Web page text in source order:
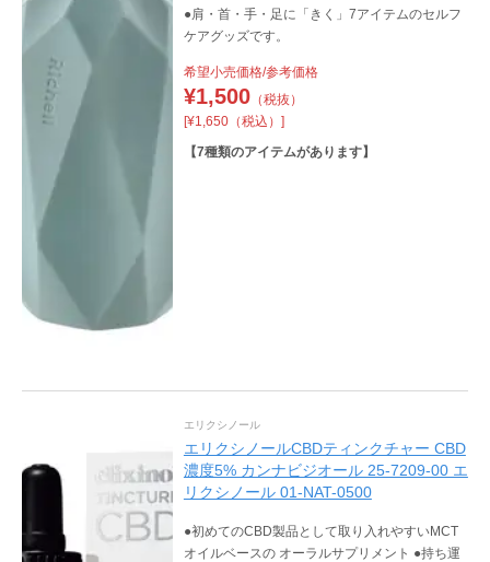
●肩・首・手・足に「きく」7アイテムのセルフ
ケアグッズです。
希望小売価格/参考価格
¥1,500（税抜）
[¥1,650（税込）]
【7種類のアイテムがあります】
エリクシノール
エリクシノールCBDティンクチャー CBD
濃度5% カンナビジオール 25-7209-00 エ
リクシノール 01-NAT-0500
●初めてのCBD製品として取り入れやすいMCT
オイルベースの オーラルサプリメント ●持ち運